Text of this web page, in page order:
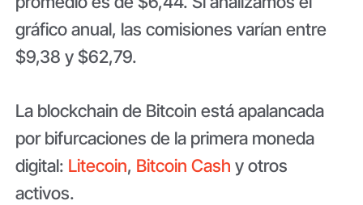
gráfico anual, las comisiones varían entre
$9,38 y $62,79.
La blockchain de Bitcoin está apalancada
por bifurcaciones de la primera moneda
digital: Litecoin, Bitcoin Cash y otros
activos.